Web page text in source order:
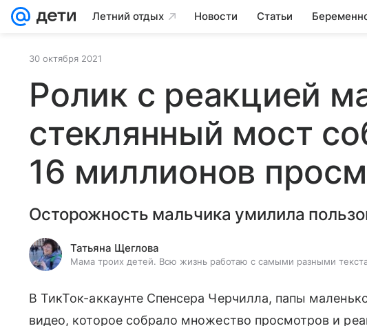
Летний отдых Новости Статьи
30 октября 2021
Ролик с реакцией
стеклянный мост
16 миллионов
Осторожность мальчика умилила
Татьяна Щеглова
Мама троих детей. Всю жизнь работаю с самыми разными
В ТикТок-аккаунте Спенсера Черчилла, папы
видео, которое собрало множество просмотров и